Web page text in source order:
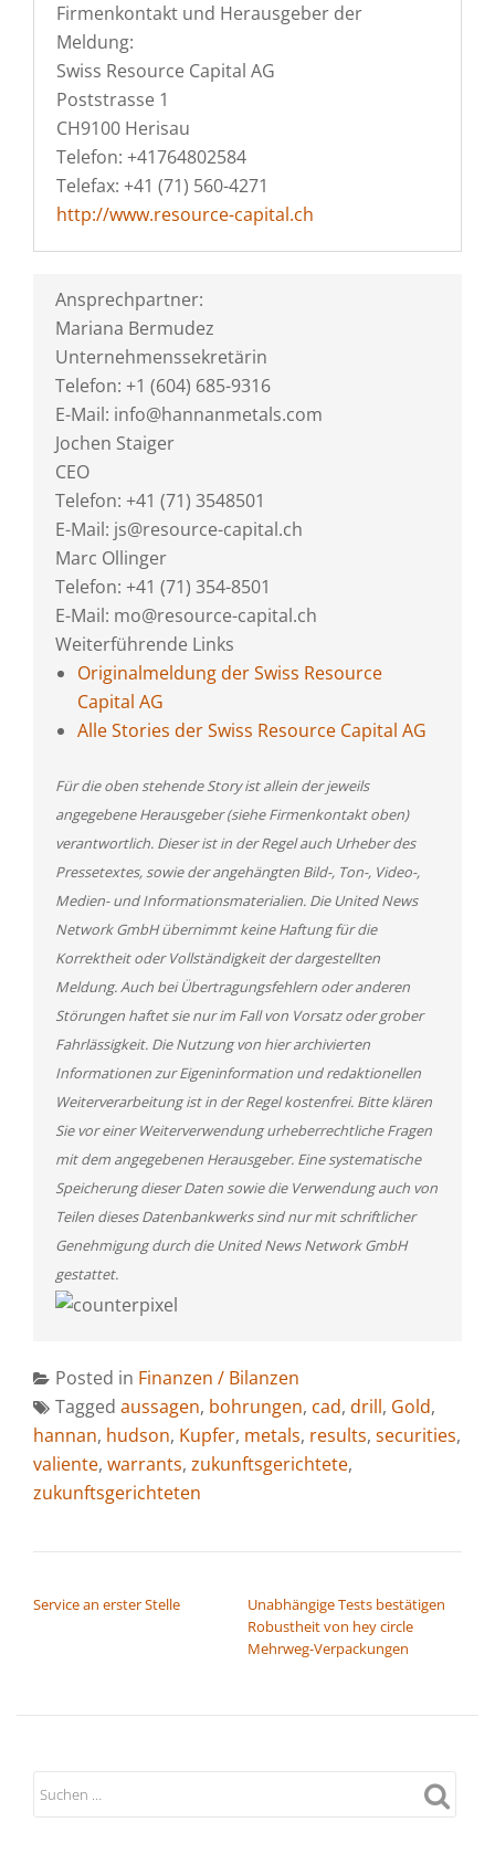
Firmenkontakt und Herausgeber der
Meldung:
Swiss Resource Capital AG
Poststrasse 1
CH9100 Herisau
Telefon: +41764802584
Telefax: +41 (71) 560-4271
http://www.resource-capital.ch
Ansprechpartner:
Mariana Bermudez
Unternehmenssekretärin
Telefon: +1 (604) 685-9316
E-Mail: info@hannanmetals.com
Jochen Staiger
CEO
Telefon: +41 (71) 3548501
E-Mail: js@resource-capital.ch
Marc Ollinger
Telefon: +41 (71) 354-8501
E-Mail: mo@resource-capital.ch
Weiterführende Links
Originalmeldung der Swiss Resource
Capital AG
Alle Stories der Swiss Resource Capital AG
Für die oben stehende Story ist allein der jeweils
angegebene Herausgeber (siehe Firmenkontakt oben)
verantwortlich. Dieser ist in der Regel auch Urheber des
Pressetextes, sowie der angehängten Bild-, Ton-, Video-,
Medien- und Informationsmaterialien. Die United News
Network GmbH übernimmt keine Haftung für die
Korrektheit oder Vollständigkeit der dargestellten
Meldung. Auch bei Übertragungsfehlern oder anderen
Störungen haftet sie nur im Fall von Vorsatz oder grober
Fahrlässigkeit. Die Nutzung von hier archivierten
Informationen zur Eigeninformation und redaktionellen
Weiterverarbeitung ist in der Regel kostenfrei. Bitte klären
Sie vor einer Weiterverwendung urheberrechtliche Fragen
mit dem angegebenen Herausgeber. Eine systematische
Speicherung dieser Daten sowie die Verwendung auch von
Teilen dieses Datenbankwerks sind nur mit schriftlicher
Genehmigung durch die United News Network GmbH
gestattet.
Posted in Finanzen / Bilanzen
Tagged aussagen, bohrungen, cad, drill, Gold,
hannan, hudson, Kupfer, metals, results, securities,
valiente, warrants, zukunftsgerichtete,
zukunftsgerichteten
Service an erster Stelle
Unabhängige Tests bestätigen
Robustheit von hey circle
Mehrweg-Verpackungen